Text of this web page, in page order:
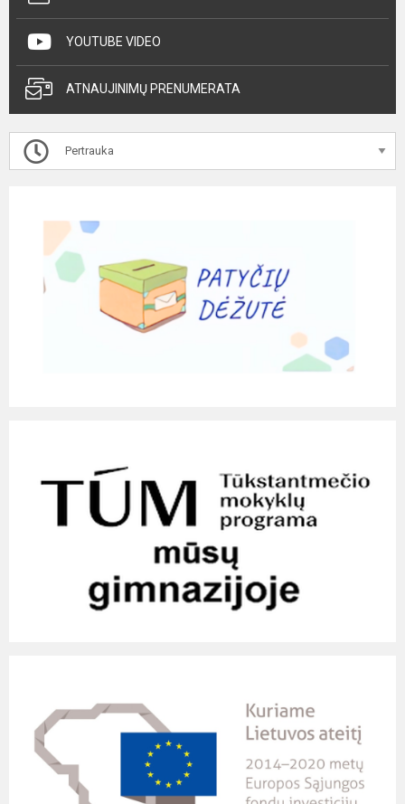
YOUTUBE VIDEO
ATNAUJINIMŲ PRENUMERATA
Pertrauka